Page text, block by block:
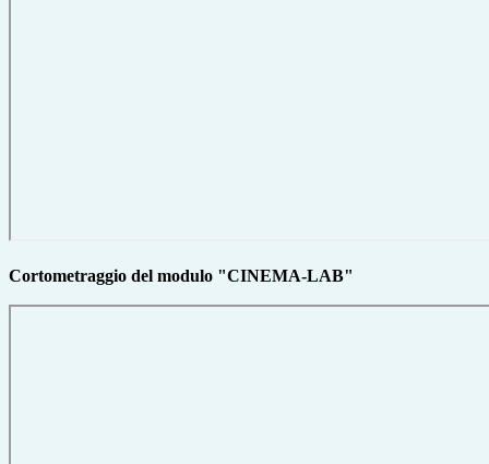
Cortometraggio del modulo "CINEMA-LAB"